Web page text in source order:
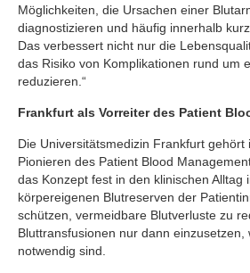
Möglichkeiten, die Ursachen einer
diagnostizieren und häufig innerhalb
Das verbessert nicht nur die
das Risiko von Komplikationen rund um
reduzieren.“
Frankfurt als Vorreiter des Patient
Die Universitätsmedizin Frankfurt gehört
Pionieren des Patient Blood
das Konzept fest in den klinischen Alltag
körpereigenen Blutreserven der
schützen, vermeidbare Blutverluste zu
Bluttransfusionen nur dann einzusetzen,
notwendig sind.